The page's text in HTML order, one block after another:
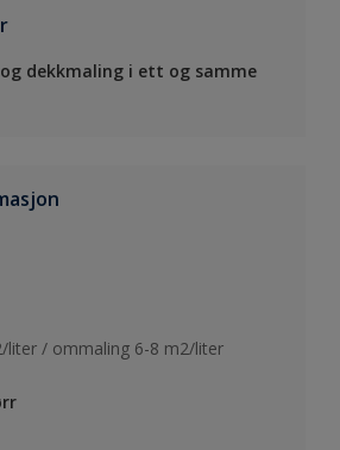
dekkmaling i ett og samme
liter / ommaling 6-8 m2/liter